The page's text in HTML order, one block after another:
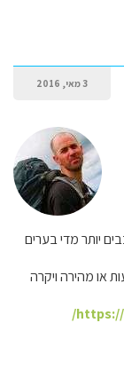
3 מאי, 2016
יותר מדי בערים
אפשרית עם רכבת של בערך 28 שעות או מהירה ויקרה